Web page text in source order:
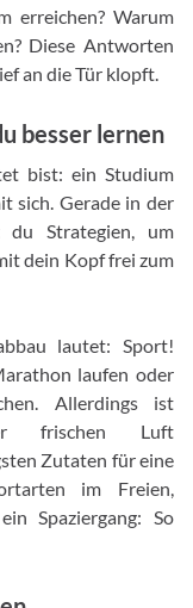
erreichen? Warum
Diese Antworten
an die Tür klopft.
besser lernen
bist: ein Studium
sich. Gerade in der
du Strategien, um
dein Kopf frei zum
lautet: Sport!
laufen oder
Allerdings ist
frischen Luft
Zutaten für eine
im Freien,
Spaziergang: So